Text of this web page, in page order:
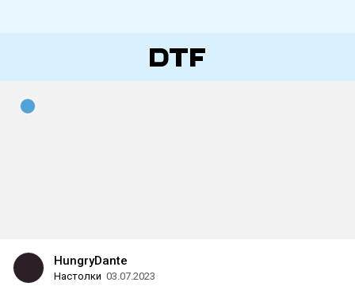
HungryDante
Настолки 03.07.2023